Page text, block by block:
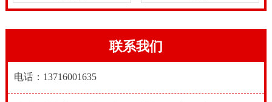
联系我们
电话：13716001635